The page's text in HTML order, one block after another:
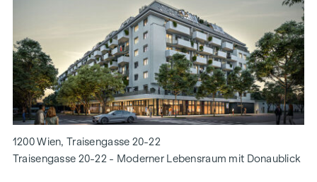
1200 Wien, Traisengasse 20-22
Traisengasse 20-22 - Moderner Lebensraum mit Donaublick